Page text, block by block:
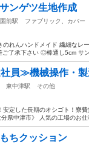
ンゲツ生地作成
前駅
ファブリック、カバー
のれんハンドメイド 繊細な
了承下さい ◎棒通し5cm サ
員≫機械操作・製
東中津駅 その他
安定した長期のオシゴト！
県中津市》 人気の工場のお
ちクッション